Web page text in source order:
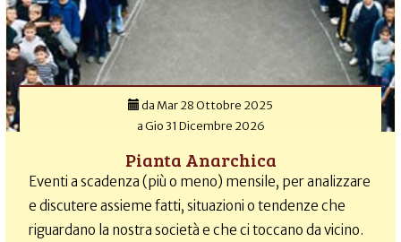
da Mar 28 Ottobre 2025
aGio 31 Dicembre 2026
Pianta Anarchica
Eventi a scadenza (più o meno) mensile, per analizzare
e discutere assieme fatti, situazioni o tendenze che
riguardano la nostra società e che ci toccano da vicino.